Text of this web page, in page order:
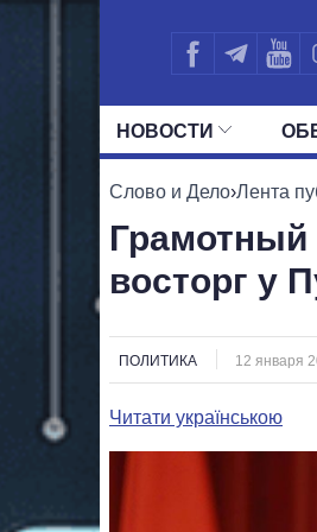
НОВОСТИ
ВСЕ
Слово и Дело›Лента
восторг у
ПОЛИТИКА 12 января
Читати українською